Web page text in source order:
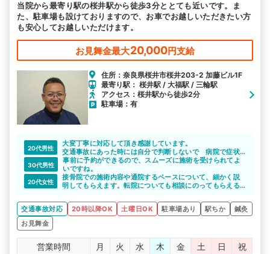
当院から最寄り駅の桜井駅から徒歩3分ととても近いです。ま
た、駐車場も設けておりますので、お車でお越しいただきたい方
も安心してお越しいただけます。
お見舞金最大20,000円支給
住所：奈良県桜井市桜井203-2 加藤ビル1F
最寄り駅： 桜井駅 / 大福駅 / 三輪駅
アクセス：桜井駅から徒歩2分
駐車場：有
20代男性
大変丁寧に対応して頂き感謝しています。
交通事故にあった時には自分で判断しないで 病院で症状
を見てもらうことが大事です。
30代男性
事前に予約ができるので、スムーズに施術を受けられてよ
いですね。
20代女性
接骨院での施術内容や通院するペースについて、細かく説
明してもらえます。転院についても相談にのってもらえる
交通事故対応
20時以降OK 土曜日OK 駐車場あり 駅ちか
鍼灸
お見舞金
営業時間 月 火 水 木 金 土 日
祝